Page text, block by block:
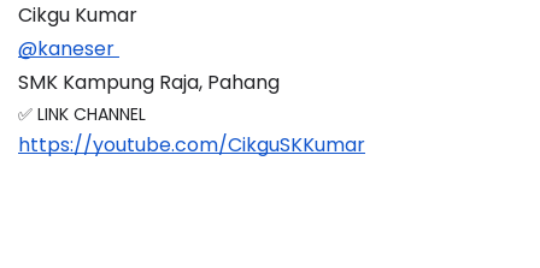
Cikgu Kumar
@kaneser
SMK Kampung Raja, Pahang
✅ LINK CHANNEL
https://youtube.com/CikguSKKumar